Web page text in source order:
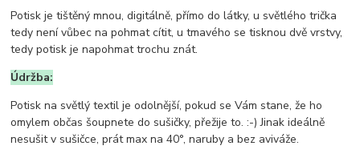
Potisk je tištěný mnou, digitálně, přímo do látky, u světlého trička
tedy není vůbec na pohmat cítit, u tmavého se tisknou dvě vrstvy,
tedy potisk je napohmat trochu znát.
Údržba:
Potisk na světlý textil je odolnější, pokud se Vám stane, že ho
omylem občas šoupnete do sušičky, přežije to. :-) Jinak ideálně
nesušit v sušičce, prát max na 40°, naruby a bez aviváže.